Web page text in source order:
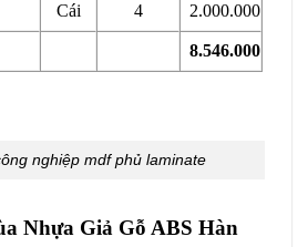
Cái 4 2.000.000
8.546.000
nghiệp mdf phủ laminate
Nhựa Giả Gỗ ABS Hàn